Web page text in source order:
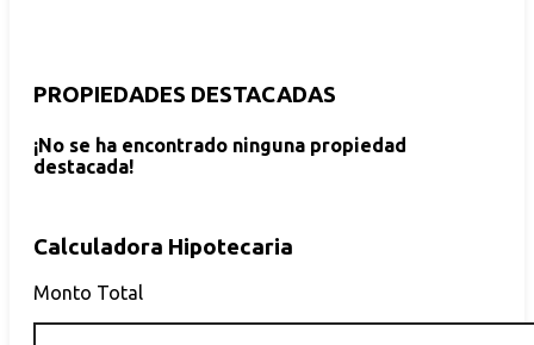
PROPIEDADES DESTACADAS
¡No se ha encontrado ninguna propiedad
destacada!
Calculadora Hipotecaria
Monto Total